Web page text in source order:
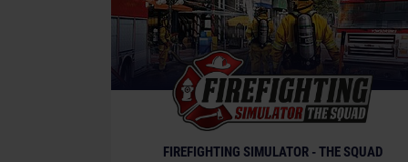
FIREFIGHTING SIMULATOR - THE SQUAD